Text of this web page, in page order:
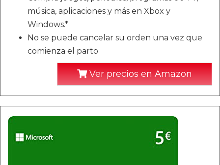
música, aplicaciones y más en Xbox y
Windows.*
No se puede cancelar su orden una vez que
comienza el parto
Ver precios en Amazon